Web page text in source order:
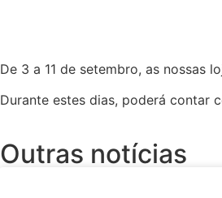
De 3 a 11 de setembro, as nossas
Durante estes dias, poderá contar
Outras notícias